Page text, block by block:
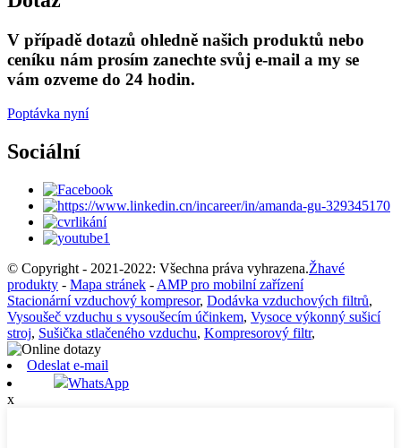
V případě dotazů ohledně našich produktů nebo
ceníku nám prosím zanechte svůj e-mail a my se
vám ozveme do 24 hodin.
Poptávka nyní
Sociální
© Copyright - 2021-2022: Všechna práva vyhrazena.Žhavé
produkty - Mapa stránek - AMP pro mobilní zařízení
Stacionární vzduchový kompresor, Dodávka vzduchových filtrů,
Vysoušeč vzduchu s vysoušecím účinkem, Vysoce výkonný sušicí
stroj, Sušička stlačeného vzduchu, Kompresorový filtr,
Odeslat e-mail
WhatsApp
x